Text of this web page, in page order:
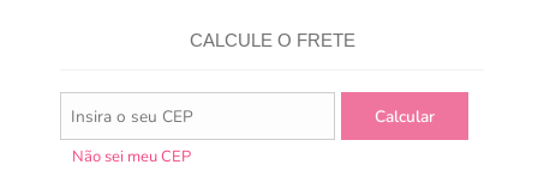
CALCULE O FRETE
Não sei meu CEP